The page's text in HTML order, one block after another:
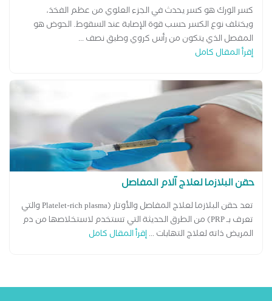
كسر الورك هو كسر يحدث في الجزء العلوي من عظم الفخذ،
ويختلف نوع الكسر حسب قوة الإصابة عند السقوط. الحوض هو
المفصل الذي يتكون من رأس كروي وطبق نصف ...
إقرأ المقال كامل
حقن البلازما لعلاج آلام المفاصل
تعد حقن البلازما لعلاج المفاصل والأوتار (Platelet-rich plasma والتي
تعرف بـ PRP) من الطرق الحديثة التي تستخدم لاستخلاصها من دم
المريض ذاته لعلاج التهابات ...إقرأ المقال كامل